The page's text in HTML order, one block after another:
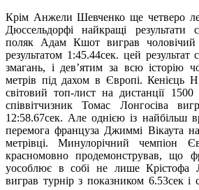
Крім Анжели Шевченко ще четверо
Дюссельдорфі найкращі результати
поляк Адам Кшот виграв
результатом 1:45.44сек. цей
змагань, і дев’ятим за всю історію
метрів під дахом в Європі. Кенієць
світовий топ-лист на дистанції
співвітчизник Томас Лонгосіва
12:58.67сек. Але однією із найбільш
перемога француза Джиммі Вікаута на
метрівці. Минулорічний чемпіон
красномовно продемонстрував, що
уособлює в собі не лише Крістофа
виграв турнір з показником 6.53сек і